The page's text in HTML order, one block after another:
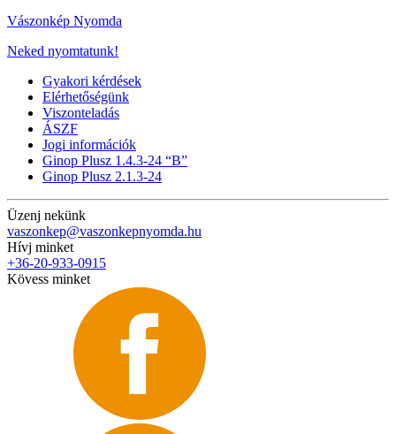
Vászonkép Nyomda
Neked nyomtatunk!
Gyakori kérdések
Elérhetőségünk
Viszonteladás
ÁSZF
Jogi információk
Ginop Plusz 1.4.3-24 “B”
Ginop Plusz 2.1.3-24
Üzenj nekünk
vaszonkep@vaszonkepnyomda.hu
Hívj minket
+36-20-933-0915
Kövess minket